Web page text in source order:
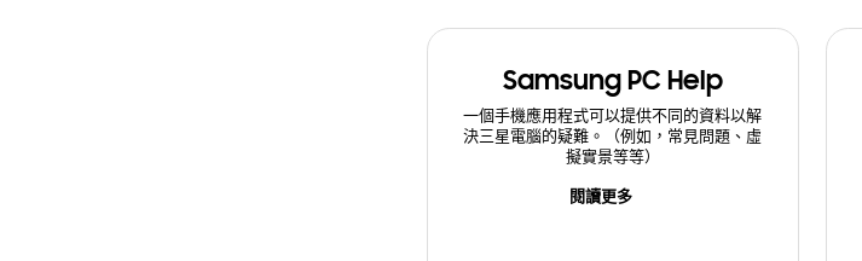
Samsung PC Help
一個手機應用程式可以提供不同的資料以解
決三星電腦的疑難。（例如，常見問題、虛
擬實景等等）
閱讀更多